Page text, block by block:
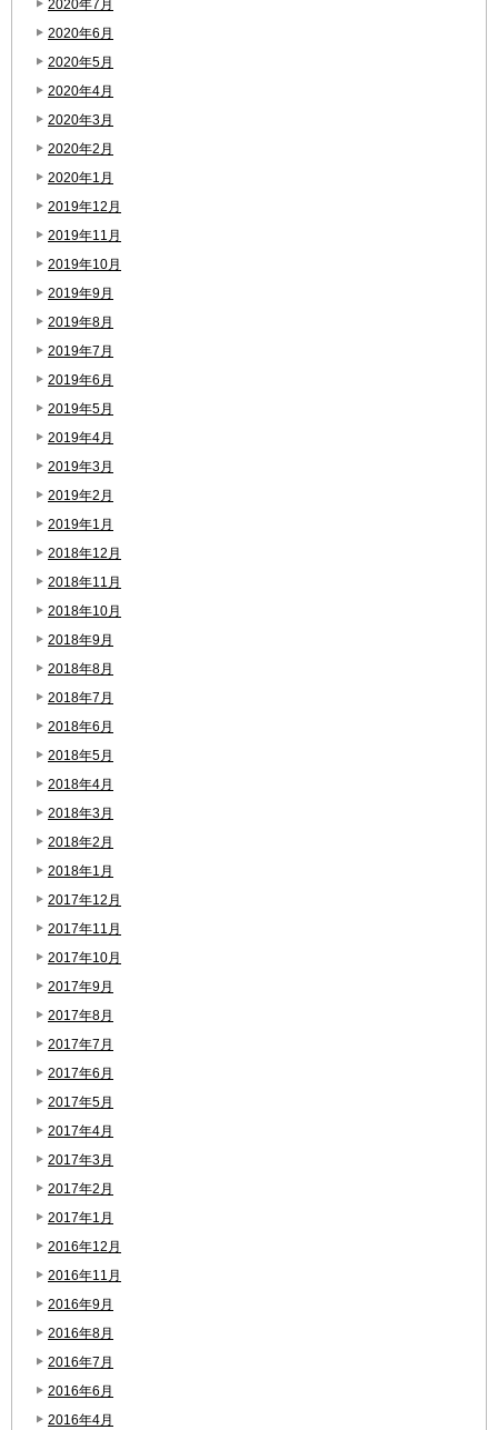
2020年7月
2020年6月
2020年5月
2020年4月
2020年3月
2020年2月
2020年1月
2019年12月
2019年11月
2019年10月
2019年9月
2019年8月
2019年7月
2019年6月
2019年5月
2019年4月
2019年3月
2019年2月
2019年1月
2018年12月
2018年11月
2018年10月
2018年9月
2018年8月
2018年7月
2018年6月
2018年5月
2018年4月
2018年3月
2018年2月
2018年1月
2017年12月
2017年11月
2017年10月
2017年9月
2017年8月
2017年7月
2017年6月
2017年5月
2017年4月
2017年3月
2017年2月
2017年1月
2016年12月
2016年11月
2016年9月
2016年8月
2016年7月
2016年6月
2016年4月